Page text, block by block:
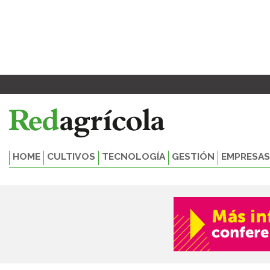
HOME CULTIVOS TECNOLOGÍA GESTIÓN EMPRESAS